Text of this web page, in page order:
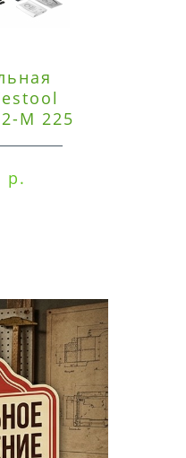
2-M 225
р.